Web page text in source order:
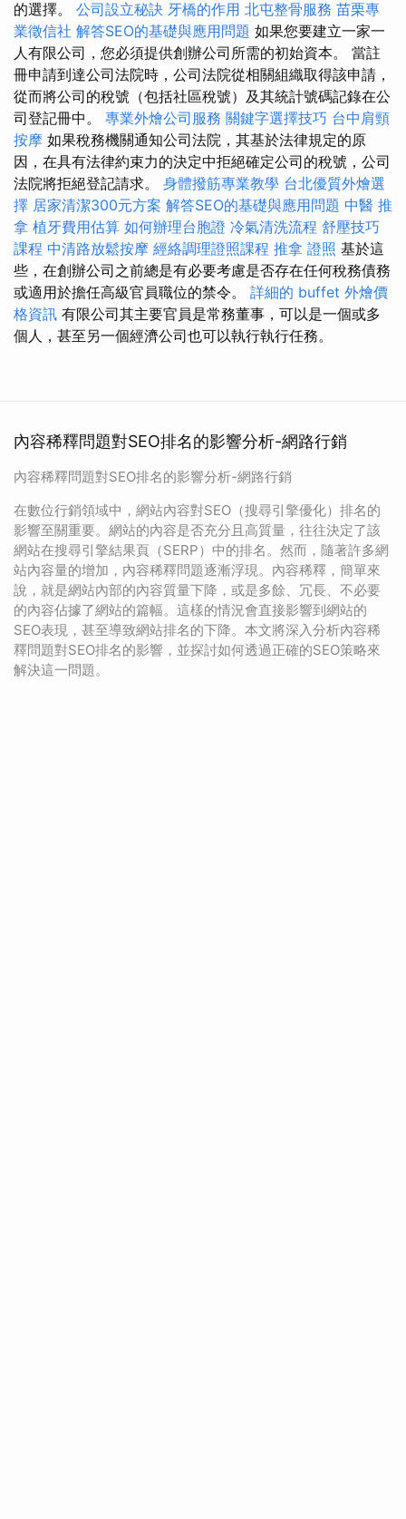
的選擇。 公司設立秘訣 牙橋的作用 北屯整骨服務 苗栗專
業徵信社 解答SEO的基礎與應用問題 如果您要建立一家一
人有限公司，您必須提供創辦公司所需的初始資本。 當註
冊申請到達公司法院時，公司法院從相關組織取得該申請，
從而將公司的稅號（包括社區稅號）及其統計號碼記錄在公
司登記冊中。 專業外燴公司服務 關鍵字選擇技巧 台中肩頸
按摩 如果稅務機關通知公司法院，其基於法律規定的原
因，在具有法律約束力的決定中拒絕確定公司的稅號，公司
法院將拒絕登記請求。 身體撥筋專業教學 台北優質外燴選
擇 居家清潔300元方案 解答SEO的基礎與應用問題 中醫 推
拿 植牙費用估算 如何辦理台胞證 冷氣清洗流程 舒壓技巧
課程 中清路放鬆按摩 經絡調理證照課程 推拿 證照 基於這
些，在創辦公司之前總是有必要考慮是否存在任何稅務債務
或適用於擔任高級官員職位的禁令。 詳細的 buffet 外燴價
格資訊 有限公司其主要官員是常務董事，可以是一個或多
個人，甚至另一個經濟公司也可以執行執行任務。
內容稀釋問題對SEO排名的影響分析-網路行銷
內容稀釋問題對SEO排名的影響分析-網路行銷
在數位行銷領域中，網站內容對SEO（搜尋引擎優化）排名的
影響至關重要。網站的內容是否充分且高質量，往往決定了該
網站在搜尋引擎結果頁（SERP）中的排名。然而，隨著許多網
站內容量的增加，內容稀釋問題逐漸浮現。內容稀釋，簡單來
說，就是網站內部的內容質量下降，或是多餘、冗長、不必要
的內容佔據了網站的篇幅。這樣的情況會直接影響到網站的
SEO表現，甚至導致網站排名的下降。本文將深入分析內容稀
釋問題對SEO排名的影響，並探討如何透過正確的SEO策略來
解決這一問題。